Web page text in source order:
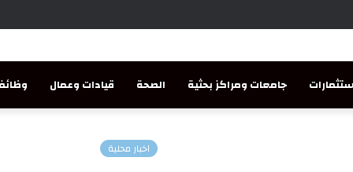
جامعات ومراكز بحثية الصحة قيادات وعمال
اخبار محلية